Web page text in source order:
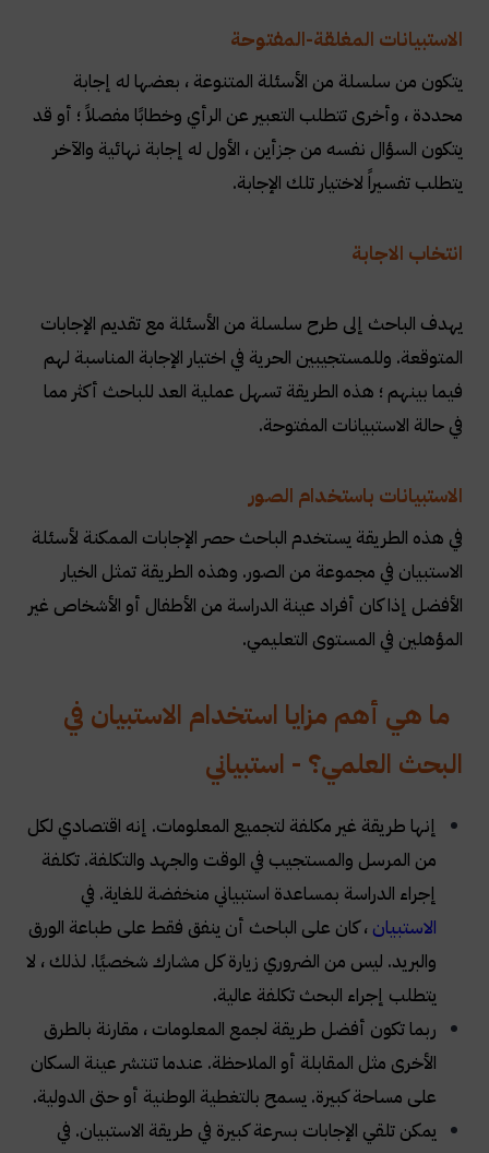
الاستبيانات المغلقة-المفتوحة
يتكون من سلسلة من الأسئلة المتنوعة ، بعضها له إجابة
محددة ، وأخرى تتطلب التعبير عن الرأي وخطابًا مفصلاً ؛ أو قد
يتكون السؤال نفسه من جزأين ، الأول له إجابة نهائية والآخر
يتطلب تفسيراً لاختيار تلك الإجابة.
انتخاب الاجابة
يهدف الباحث إلى طرح سلسلة من الأسئلة مع تقديم الإجابات
المتوقعة. وللمستجيبين الحرية في اختيار الإجابة المناسبة لهم
فيما بينهم ؛ هذه الطريقة تسهل عملية العد للباحث أكثر مما
في حالة الاستبيانات المفتوحة.
الاستبيانات باستخدام الصور
في هذه الطريقة يستخدم الباحث حصر الإجابات الممكنة لأسئلة
الاستبيان في مجموعة من الصور. وهذه الطريقة تمثل الخيار
الأفضل إذا كان أفراد عينة الدراسة من الأطفال أو الأشخاص غير
المؤهلين في المستوى التعليمي.
ما هي أهم مزايا استخدام الاستبيان في
البحث العلمي؟ - استبياني
إنها طريقة غير مكلفة لتجميع المعلومات. إنه اقتصادي لكل
من المرسل والمستجيب في الوقت والجهد والتكلفة. تكلفة
إجراء الدراسة بمساعدة استبياني منخفضة للغاية. في
الاستبيان ، كان على الباحث أن ينفق فقط على طباعة الورق
والبريد. ليس من الضروري زيارة كل مشارك شخصيًا. لذلك ، لا
يتطلب إجراء البحث تكلفة عالية.
ربما تكون أفضل طريقة لجمع المعلومات ، مقارنة بالطرق
الأخرى مثل المقابلة أو الملاحظة. عندما تنتشر عينة السكان
على مساحة كبيرة. يسمح بالتغطية الوطنية أو حتى الدولية.
يمكن تلقي الإجابات بسرعة كبيرة في طريقة الاستبيان. في